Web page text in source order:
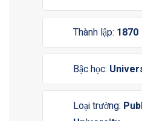
Thành lập: 1870
Bậc học:
Loại trường: